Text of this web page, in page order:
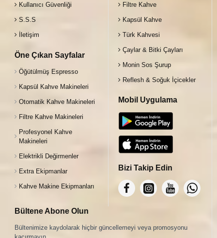
Kullanıcı Güvenliği
S.S.S
İletişim
Öne Çıkan Sayfalar
Öğütülmüş Espresso
Kapsül Kahve Makineleri
Otomatik Kahve Makineleri
Filtre Kahve Makineleri
Profesyonel Kahve
Makineleri
Elektrikli Değirmenler
Extra Ekipmanlar
Kahve Makine Ekipmanları
Filtre Kahve
Kapsül Kahve
Türk Kahvesi
Çaylar & Bitki Çayları
Monin Sos Şurup
Reflesh & Soğuk İçicekler
Mobil Uygulama
Bizi Takip Edin
Bültene Abone Olun
Bültenimize kaydolarak hiçbir güncellemeyi veya promosyonu